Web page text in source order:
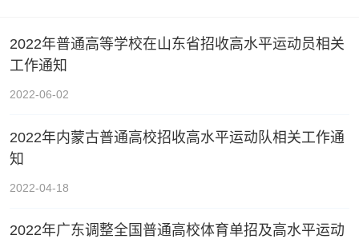
2022年普通高等学校在山东省招收高水平运动员相关
工作通知
2022-06-02
2022年内蒙古普通高校招收高水平运动队相关工作通
知
2022-04-18
2022年广东调整全国普通高校体育单招及高水平运动